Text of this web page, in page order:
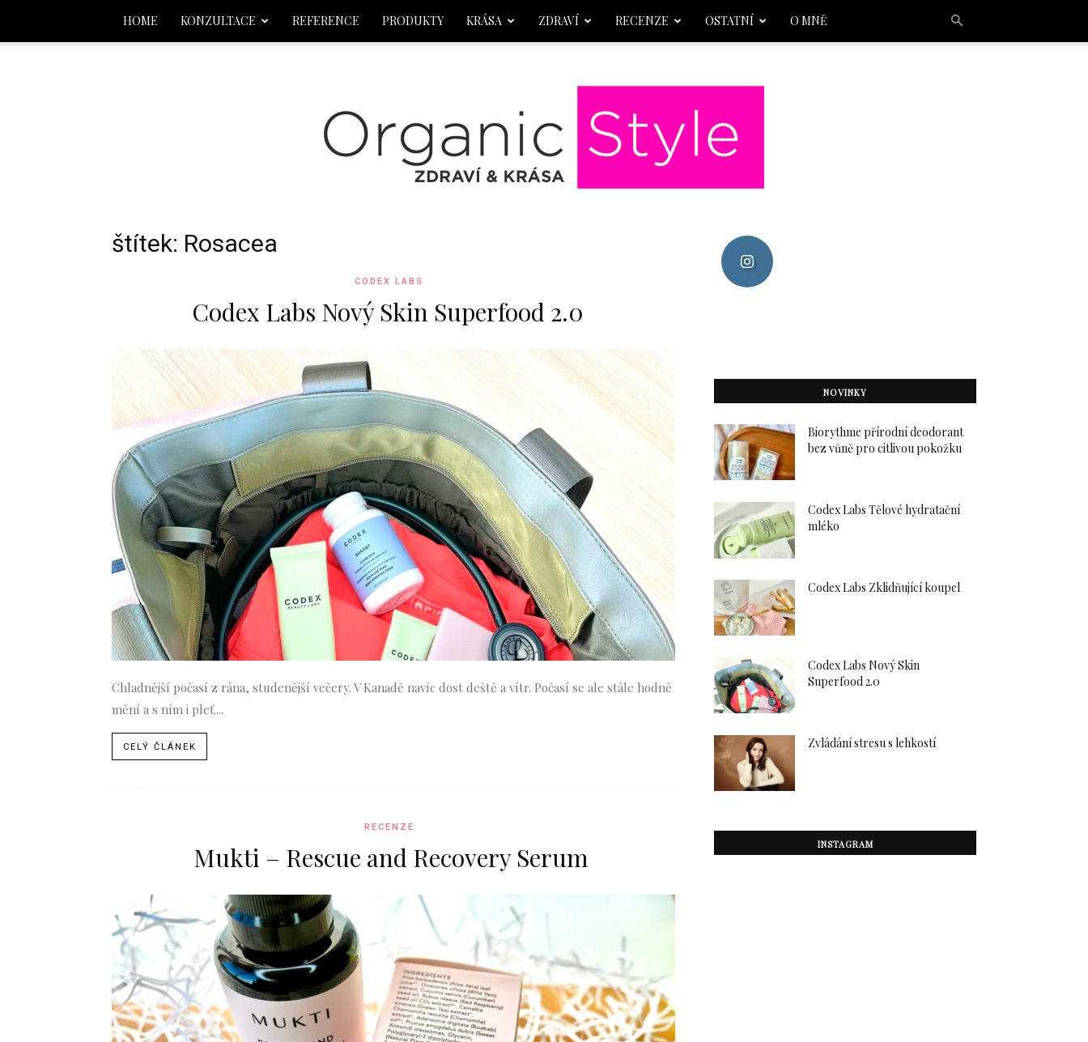
HOME KONZULTACE REFERENCE PRODUKTY KRÁSA ZDRAVÍ RECENZE OSTATNÍ O MNĚ
štítek: Rosacea
CODEX LABS
Codex Labs Nový Skin Superfood 2.0
Chladnější počasí z rána, studenější večery. V Kanadě navíc dost deště a vítr. Počasí se ale stále hodně
mění a s ním i pleť....
CELÝ ČLÁNEK
RECENZE
Mukti – Rescue and Recovery Serum
NOVINKY
Biorythme přírodní deodorant
bez vůně pro citlivou pokožku
Codex Labs Tělové hydratační
mléko
Codex Labs Zklidňující koupel
Codex Labs Nový Skin
Superfood 2.0
Zvládání stresu s lehkostí
INSTAGRAM